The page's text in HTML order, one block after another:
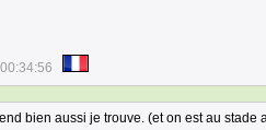
bien aussi je trouve. (et on est au stade